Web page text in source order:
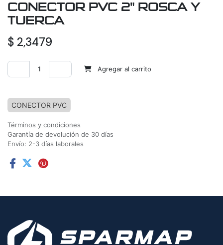
CONECTOR PVC 2" ROSCA Y
TUERCA
$ 2,3479
Agregar al carrito
CONECTOR PVC
Términos y condiciones
Garantía de devolución de 30 días
Envío: 2-3 días laborales